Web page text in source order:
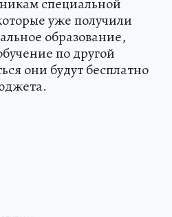
специальной
уже получили
образование,
по другой
они будут бесплатно